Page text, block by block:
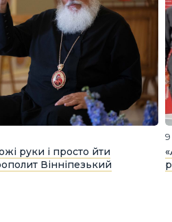
руки і просто йти
Вінніпезький